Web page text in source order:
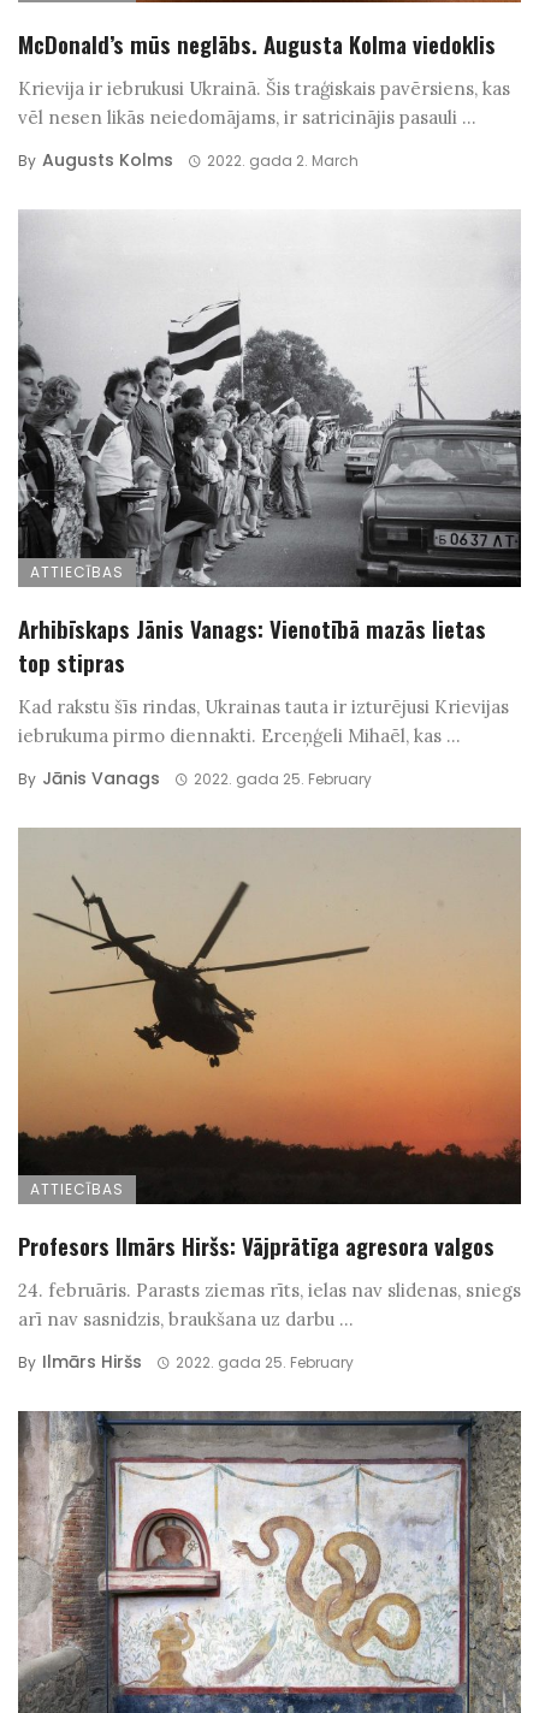
McDonald’s mūs neglābs. Augusta Kolma viedoklis
Krievija ir iebrukusi Ukrainā. Šis traģiskais pavērsiens, kas
vēl nesen likās neiedomājams, ir satricinājis pasauli ...
By Augusts Kolms 2022. gada 2. March
ATTIECĪBAS
Arhibīskaps Jānis Vanags: Vienotībā mazās lietas
top stipras
Kad rakstu šīs rindas, Ukrainas tauta ir izturējusi Krievijas
iebrukuma pirmo diennakti. Erceņģeli Mihaēl, kas ...
By Jānis Vanags 2022. gada 25. February
ATTIECĪBAS
Profesors Ilmārs Hiršs: Vājprātīga agresora valgos
24. februāris. Parasts ziemas rīts, ielas nav slidenas, sniegs
arī nav sasnidzis, braukšana uz darbu ...
By Ilmārs Hiršs 2022. gada 25. February